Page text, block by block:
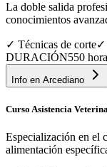
La doble salida
conocimientos
✓ Técnicas de corte✓
DURACIÓN550
Info en Arcediano
Curso Asistencia
Especialización en el
alimentación